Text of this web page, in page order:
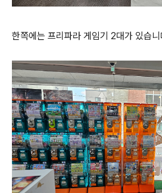
한쪽에는 프리파라 게임기 2대가 있습니